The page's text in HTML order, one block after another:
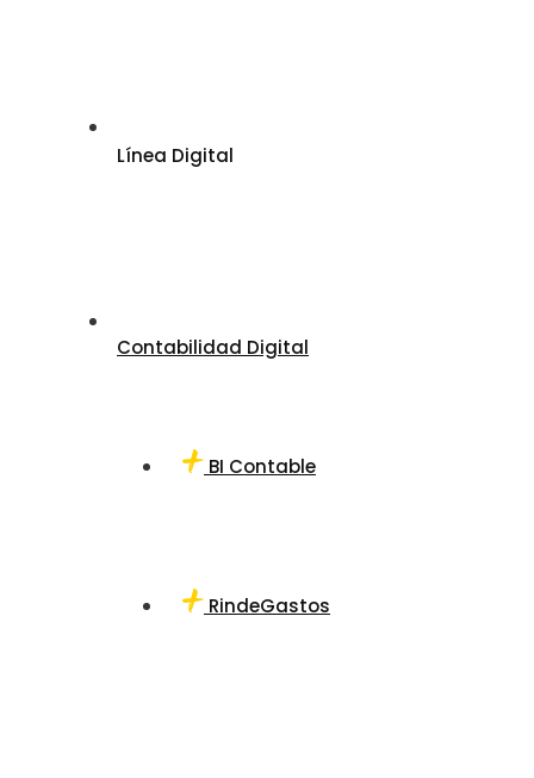
Línea Digital
Contabilidad Digital
BI Contable
RindeGastos